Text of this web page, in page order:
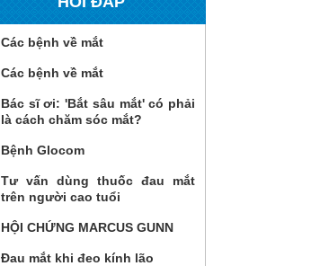
Các bệnh về mắt
Các bệnh về mắt
Bác sĩ ơi: 'Bắt sâu mắt' có phải
là cách chăm sóc mắt?
Bệnh Glocom
Tư vấn dùng thuốc đau mắt
trên người cao tuổi
HỘI CHỨNG MARCUS GUNN
Đau mắt khi đeo kính lão